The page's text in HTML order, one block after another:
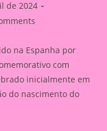
de 2024
na Espanha por
com
inicialmente em
do nascimento do